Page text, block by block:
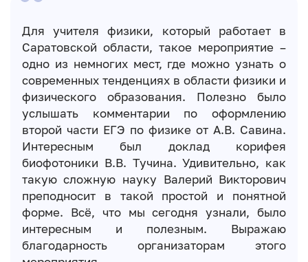
Для учителя физики, который работает в
Саратовской области, такое мероприятие –
одно из немногих мест, где можно узнать о
современных тенденциях в области физики и
физического образования. Полезно было
услышать комментарии по оформлению
второй части ЕГЭ по физике от А.В. Савина.
Интересным был доклад корифея
биофотоники В.В. Тучина. Удивительно, как
такую сложную науку Валерий Викторович
преподносит в такой простой и понятной
форме. Всё, что мы сегодня узнали, было
интересным и полезным. Выражаю
благодарность организаторам этого